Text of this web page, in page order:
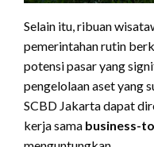
Selain itu, ribuan
pemerintahan rutin
potensi pasar yang
pengelolaan aset yang
SCBD Jakarta dapat
kerja sama business-